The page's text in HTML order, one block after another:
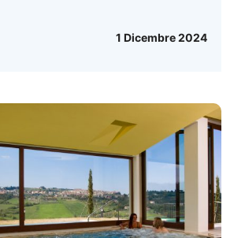
1 Dicembre 2024